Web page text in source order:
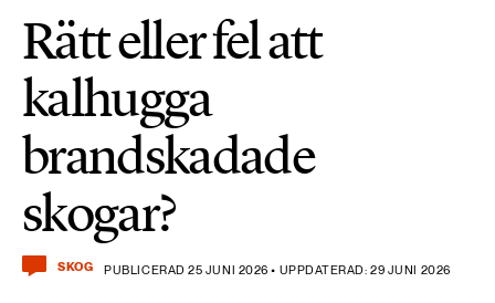
Rätt eller fel att
kalhugga
brandskadade
skogar?
SKOG PUBLICERAD 25 JUNI 2026 • UPPDATERAD: 29 JUNI 2026